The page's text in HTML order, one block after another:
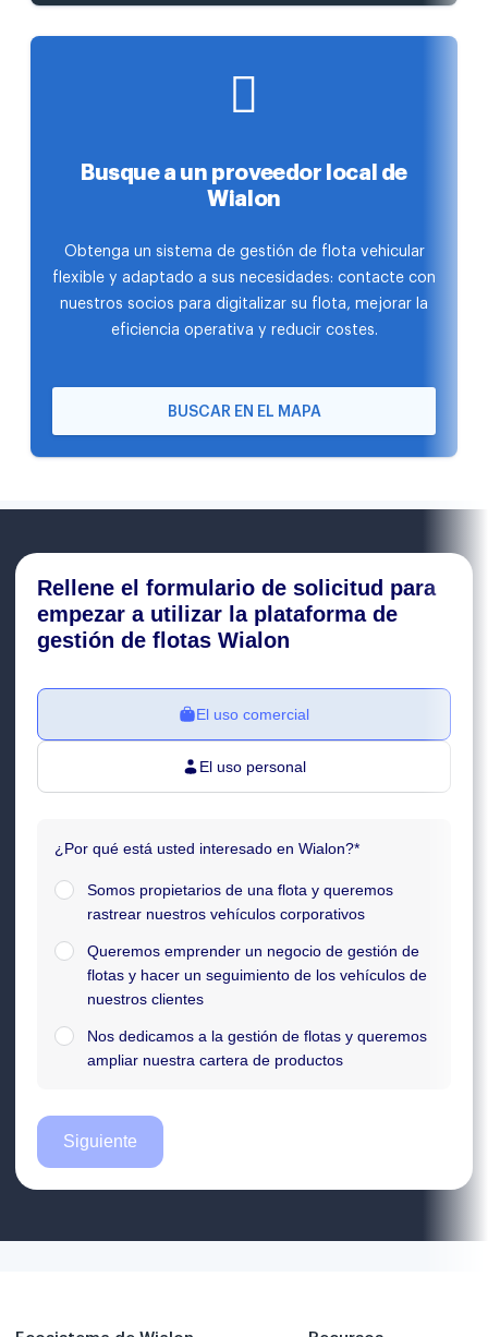
Busque a un proveedor local de
Wialon
Obtenga un sistema de gestión de flota vehicular
flexible y adaptado a sus necesidades: contacte con
nuestros socios para digitalizar su flota, mejorar la
eficiencia operativa y reducir costes.
BUSCAR EN EL MAPA